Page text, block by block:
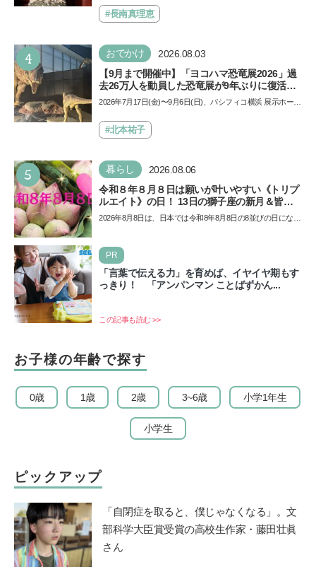
できると子どもに知ってほしい
ザ…
#長南真理恵
4 おでかけ 2026.08.03
【9月まで開催中】「ヨコハマ恐竜展2026」過
去26万人を動員した恐竜展が9年ぶりに復活！
夏休みのおでかけで楽しむポイントを完全ガイ
2026年7月17日(金)〜9月6日(日)、パシフィコ横浜 展示ホール
催…
#北本祐子
5 暮らし 2026.08.06
令和８年８月８日は願いが叶いやすい《トリプ
ルエイト》の日！ 13日の獅子座の新月＆皆既
日食の影響にも注目
2026年8月8日は、日本では令和8年8月8日の8並びの日になり
PR
「言葉で伝える力」を育めば、イヤイヤ期もす
っきり！ 「アンパンマン ことばずかん...
この記事も読む >>
お子様の年齢で探す
0歳 1歳 2歳 3~6歳 小学1年生
小学生
ピックアップ
「自閉症を取ると、僕じゃなくなる」。文
部科学大臣賞受賞の高校生作家・藤田壮眞
さん